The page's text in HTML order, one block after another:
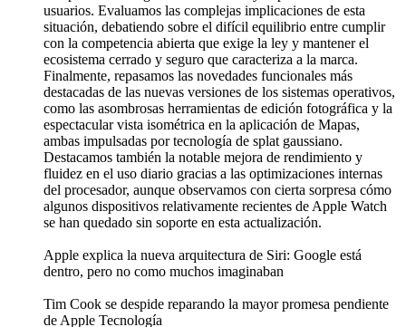
usuarios. Evaluamos las complejas implicaciones de esta
situación, debatiendo sobre el difícil equilibrio entre cumplir
con la competencia abierta que exige la ley y mantener el
ecosistema cerrado y seguro que caracteriza a la marca.
Finalmente, repasamos las novedades funcionales más
destacadas de las nuevas versiones de los sistemas operativos,
como las asombrosas herramientas de edición fotográfica y la
espectacular vista isométrica en la aplicación de Mapas,
ambas impulsadas por tecnología de splat gaussiano.
Destacamos también la notable mejora de rendimiento y
fluidez en el uso diario gracias a las optimizaciones internas
del procesador, aunque observamos con cierta sorpresa cómo
algunos dispositivos relativamente recientes de Apple Watch
se han quedado sin soporte en esta actualización.
Apple explica la nueva arquitectura de Siri: Google está
dentro, pero no como muchos imaginaban
Tim Cook se despide reparando la mayor promesa pendiente
de Apple Tecnología